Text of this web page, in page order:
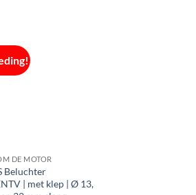
DE MOTOR
Beluchter
| met klep | Ø 13,